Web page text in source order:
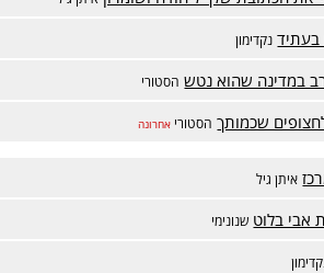
בעתיד נקדימון
במדינה שהוא נטש הסטורי
שכמותך הסטורי אחרונה
איתן גיל
שנונימי